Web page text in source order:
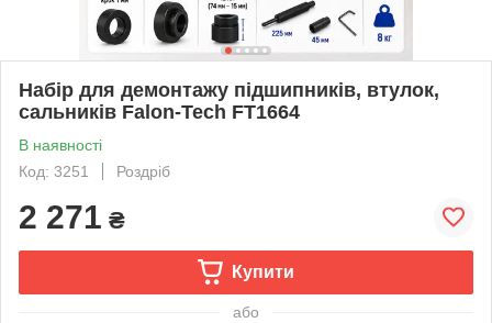
Набір для демонтажу підшипників, втулок,
сальників Falon-Tech FT1664
В наявності
Код: 3251
Роздріб
2 271 ₴
Купити
або